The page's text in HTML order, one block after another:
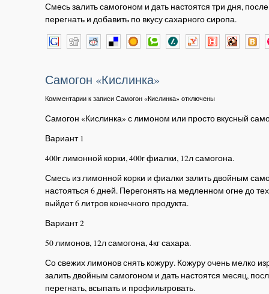
Смесь залить самогоном и дать настоятся три дня,
перегнать и добавить по вкусу сахарного сиропа.
Самогон «Кислинка»
Комментарии к записи Самогон «Кислинка» отключены
Самогон «Кислинка» с лимоном или просто вкусный
Вариант 1
400г лимонной корки, 400г фиалки, 12л самогона.
Смесь из лимонной корки и фиалки залить двойным
настояться 6 дней. Перегонять на медленном огне до
выйдет 6 литров конечного продукта.
Вариант 2
50 лимонов, 12л самогона, 4кг сахара.
Со свежих лимонов снять кожуру. Кожуру очень мелко
залить двойным самогоном и дать настоятся месяц,
перегнать, всыпать и профильтровать.